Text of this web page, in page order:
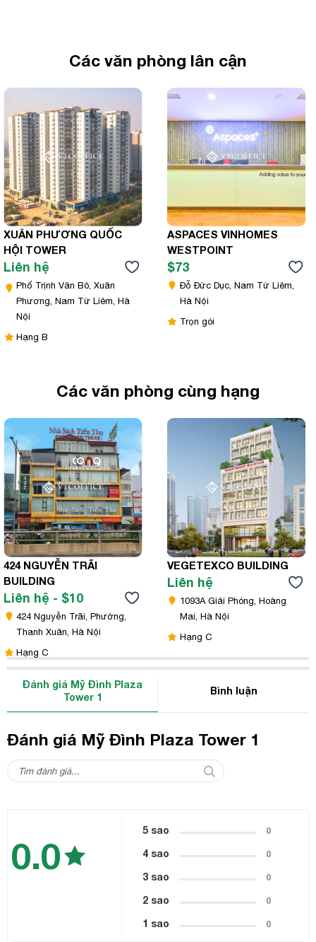
Các văn phòng lân cận
XUÂN PHƯƠNG QUỐC
HỘI TOWER
Liên hệ
Phố Trịnh Văn Bô, Xuân
Phương, Nam Từ Liêm, Hà
Nội
Hạng B
ASPACES VINHOMES
WESTPOINT
$73
Đỗ Đức Dục, Nam Từ Liêm,
Hà Nội
Trọn gói
Các văn phòng cùng hạng
424 NGUYỄN TRÃI
BUILDING
Liên hệ - $10
424 Nguyễn Trãi, Phường,
Thanh Xuân, Hà Nội
Hạng C
VEGETEXCO BUILDING
Liên hệ
1093A Giải Phóng, Hoàng
Mai, Hà Nội
Hạng C
Đánh giá Mỹ Đình Plaza
Tower 1
Bình luận
Đánh giá Mỹ Đình Plaza Tower 1
0.0
5 sao 0
4 sao 0
3 sao 0
2 sao 0
1 sao 0